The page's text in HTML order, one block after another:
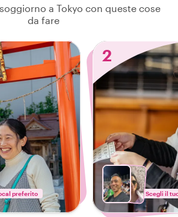
a Tokyo con queste cose
da fare
preferito
2
Scegli il